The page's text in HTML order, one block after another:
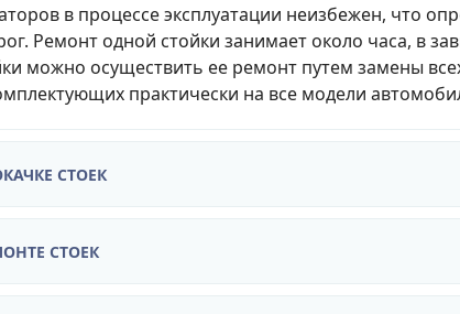
в процессе эксплуатации неизбежен, что
Ремонт одной стойки занимает около часа, в
можно осуществить ее ремонт путем замены
практически на все модели
СТОЕК
СТОЕК